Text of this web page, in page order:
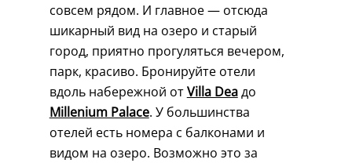
совсем рядом. И главное — отсюда
шикарный вид на озеро и старый
город, приятно прогуляться вечером,
парк, красиво. Бронируйте отели
вдоль набережной отVilla Deaдо
Millenium Palace. У большинства
отелей есть номера с балконами и
видом на озеро. Возможно это за